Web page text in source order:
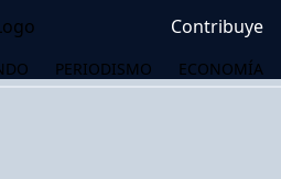
Contribuye
PERIODISMO ECONOMÍA